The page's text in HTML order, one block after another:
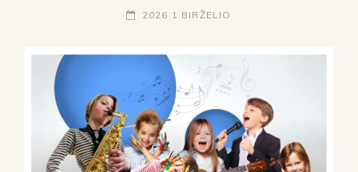
2026 1 BIRŽELIO